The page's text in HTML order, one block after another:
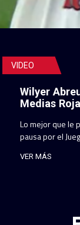
VIDEO
Wilyer
Medias
Lo mejor que le
pausa por el
VER MÁS